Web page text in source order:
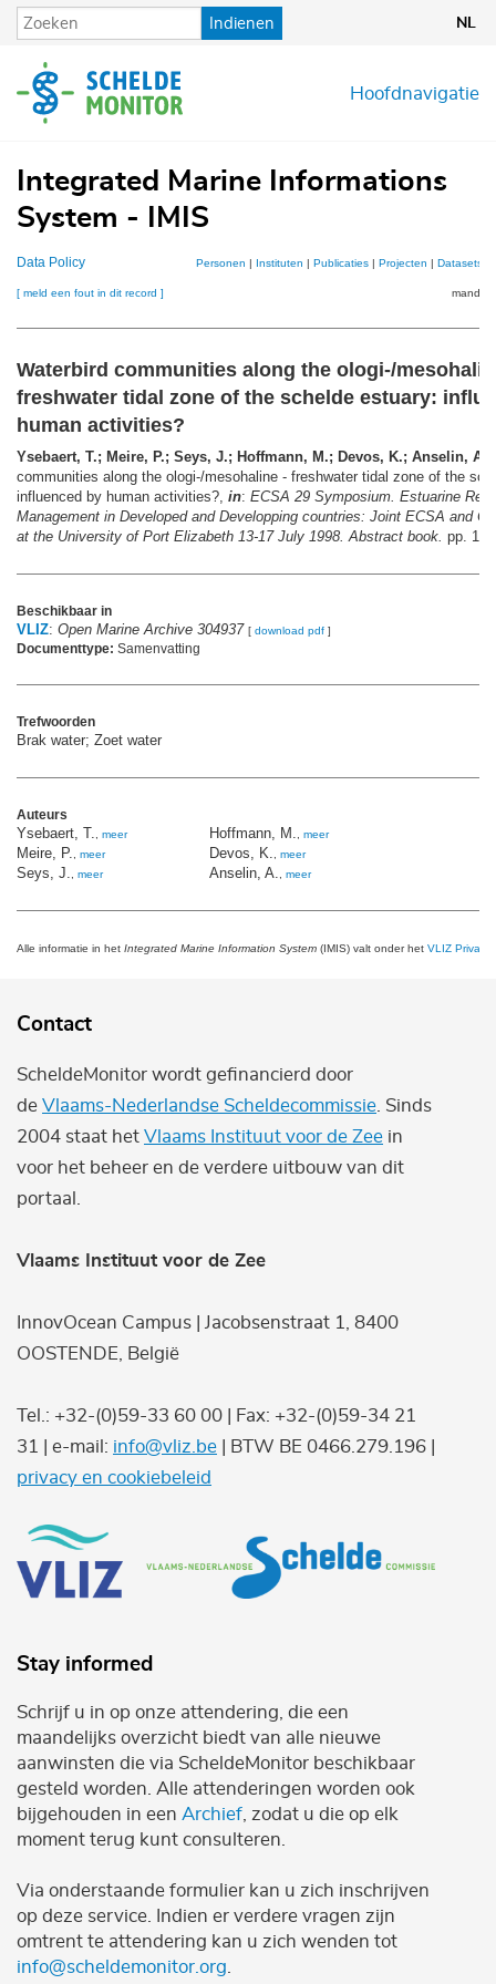
Overslaan
en
de
inhoud
Indienen NL
Hoofdnavigatie
Integrated Marine Informations
System - IMIS
Data Policy Personen | Instituten | Publicaties| Projecten | Datasets
[ meld een fout in dit record ] mandje
Waterbird communities along the ologi-/
freshwater tidal zone of the schelde estuary:
human activities?
Ysebaert, T.; Meire, P.; Seys, J.; Hoffmann, M.; Devos, K.; Anselin, A.
communities along the ologi-/mesohaline - freshwater tidal zone of the
influenced by human activities?, in: ECSA 29 Symposium. Estuarine
Management in Developed and Developping countries: Joint ECSA and
at the University of Port Elizabeth 13-17 July 1998. Abstract book. pp. 143
Beschikbaar in
VLIZ: Open Marine Archive 304937 [ download pdf ]
Documenttype: Samenvatting
Trefwoorden
Brak water; Zoet water
Auteurs
Ysebaert, T. meer
Meire, P. meer
Seys, J. meer
Hoffmann, M. meer
Devos, K. meer
Anselin, A. meer
Alle informatie in het Integrated Marine Information System (IMIS) valt onder het VLIZ Privacy
Contact
ScheldeMonitor wordt gefinancierd door
de Vlaams-Nederlandse Scheldecommissie . Sinds
2004 staat het Vlaams Instituut voor de Zee in
voor het beheer en de verdere uitbouw van dit
portaal.
Vlaams Instituut voor de Zee
InnovOcean Campus | Jacobsenstraat 1, 8400
OOSTENDE, België
Tel.: +32-(0)59-33 60 00 | Fax: +32-(0)59-34 21
31 | e-mail: info@vliz.be | BTW BE 0466.279.196 |
privacy en cookiebeleid
Stay informed
Schrijf u in op onze attendering, die een
maandelijks overzicht biedt van alle nieuwe
aanwinsten die via ScheldeMonitor beschikbaar
gesteld worden. Alle attenderingen worden ook
bijgehouden in een Archief , zodat u die op elk
moment terug kunt consulteren.
Via onderstaande formulier kan u zich inschrijven
op deze service. Indien er verdere vragen zijn
omtrent te attendering kan u zich wenden tot
info@scheldemonitor.org